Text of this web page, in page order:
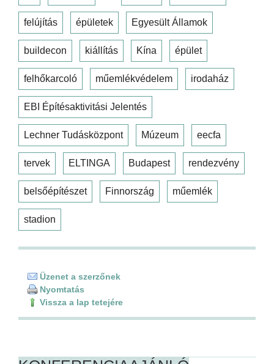
felújítás épületek Egyesült Államok
buildecon kiállítás Kína épület
felhőkarcoló műemlékvédelem irodaház
EBI Építésaktivitási Jelentés
Lechner Tudásközpont Múzeum eecfa
tervek ELTINGA Budapest rendezvény
belsőépítészet Finnország műemlék
stadion
Üzenet a szerzőnek
Nyomtatás
Vissza a lap tetejére